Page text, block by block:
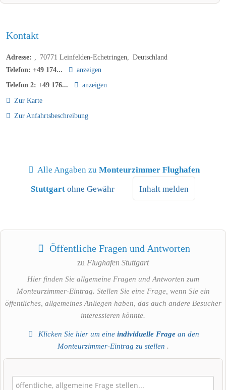
Kontakt
Adresse: 70771 Leinfelden-Echetringen
Deutschland
Telefon: +49 174...
anzeigen
Telefon 2: +49 176...
anzeigen
Zur Karte
Zur Anfahrtsbeschreibung
Alle Angaben zu Monteurzimmer Flughafen
Stuttgart ohne Gewähr Inhalt melden
Öffentliche Fragen und Antworten
zu Flughafen Stuttgart
Hier finden Sie allgemeine Fragen und Antworten zum
Monteurzimmer-Eintrag. Stellen Sie eine Frage, wenn Sie ein
öffentliches, allgemeines Anliegen haben, das auch andere Besucher
interessieren könnte.
Klicken Sie hier um eineindividuelle Frage an den
Monteurzimmer-Eintrag zu stellen .